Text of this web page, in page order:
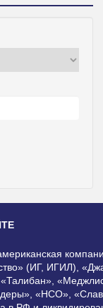
(ИГ, ИГИЛ),
«Меджлис
«НСО»,